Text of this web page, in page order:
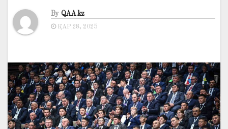
By QAA.kz
ҚАР 28, 2025